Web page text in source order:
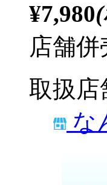
¥7,980
店舗併
取扱店
な